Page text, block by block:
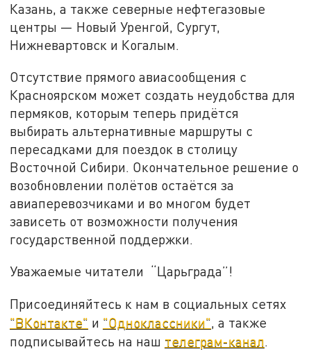
Казань, а также северные нефтегазовые
центры — Новый Уренгой, Сургут,
Нижневартовск и Когалым.
Отсутствие прямого авиасообщения с
Красноярском может создать неудобства для
пермяков, которым теперь придётся
выбирать альтернативные маршруты с
пересадками для поездок в столицу
Восточной Сибири. Окончательное решение о
возобновлении полётов остаётся за
авиаперевозчиками и во многом будет
зависеть от возможности получения
государственной поддержки.
Уважаемые читатели “Царьграда”!
Присоединяйтесь к нам в социальных сетях
"ВКонтакте" и "Одноклассники" , а также
подписывайтесь на наш телеграм-канал